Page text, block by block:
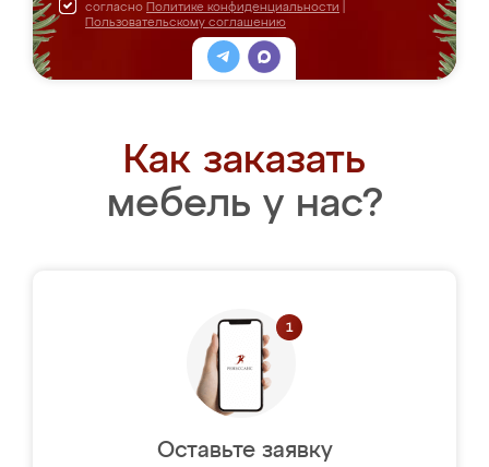
согласно Политике конфиденциальности
Пользовательскому соглашению
Как заказать
мебель у нас?
Оставьте заявку